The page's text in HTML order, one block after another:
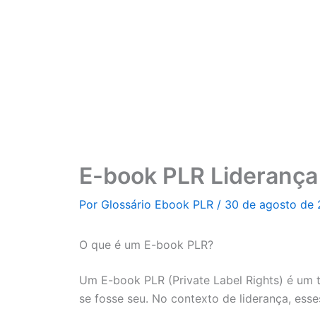
E-book PLR Liderança
Por Glossário Ebook PLR / 30 de agosto de
O que é um E-book PLR?
Um E-book PLR (Private Label Rights) é
se fosse seu. No contexto de liderança,